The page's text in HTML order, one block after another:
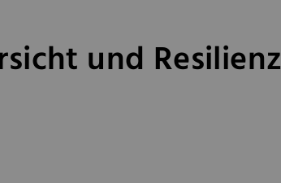
und Resilienz